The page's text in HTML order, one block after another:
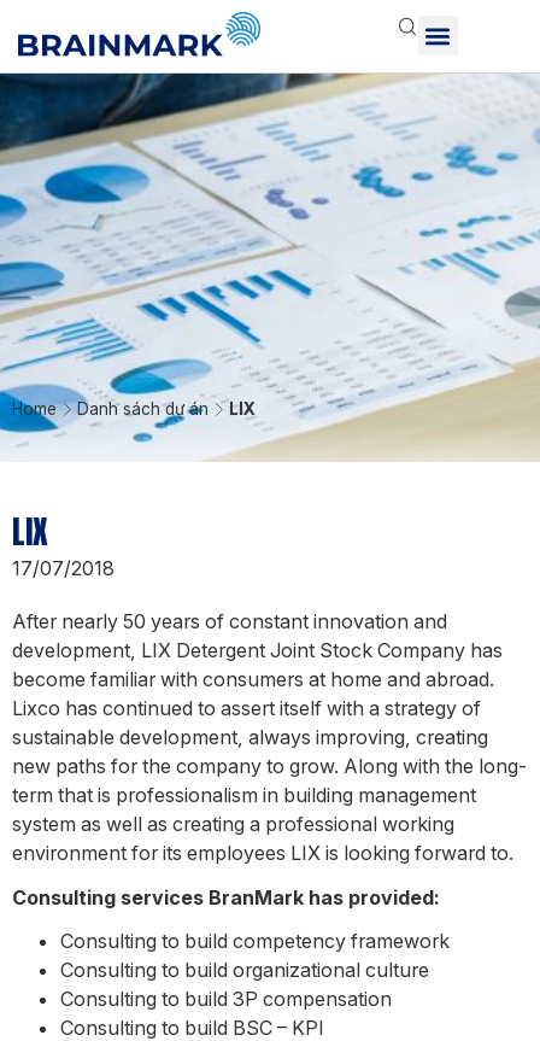
Home Danh sách dự án LIX
LIX
17/07/2018
After nearly 50 years of constant innovation and
development, LIX Detergent Joint Stock Company has
become familiar with consumers at home and abroad.
Lixco has continued to assert itself with a strategy of
sustainable development, always improving, creating
new paths for the company to grow. Along with the long-
term that is professionalism in building management
system as well as creating a professional working
environment for its employees LIX is looking forward to.
Consulting services BranMark has provided:
Consulting to build competency framework
Consulting to build organizational culture
Consulting to build 3P compensation
Consulting to build BSC – KPI